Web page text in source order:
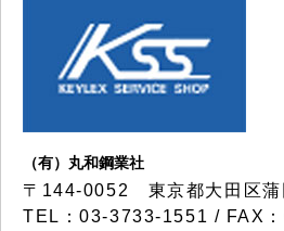
（有）丸和鋼業社
〒144-0052 東京都大田区蒲
TEL：03-3733-1551 / FAX